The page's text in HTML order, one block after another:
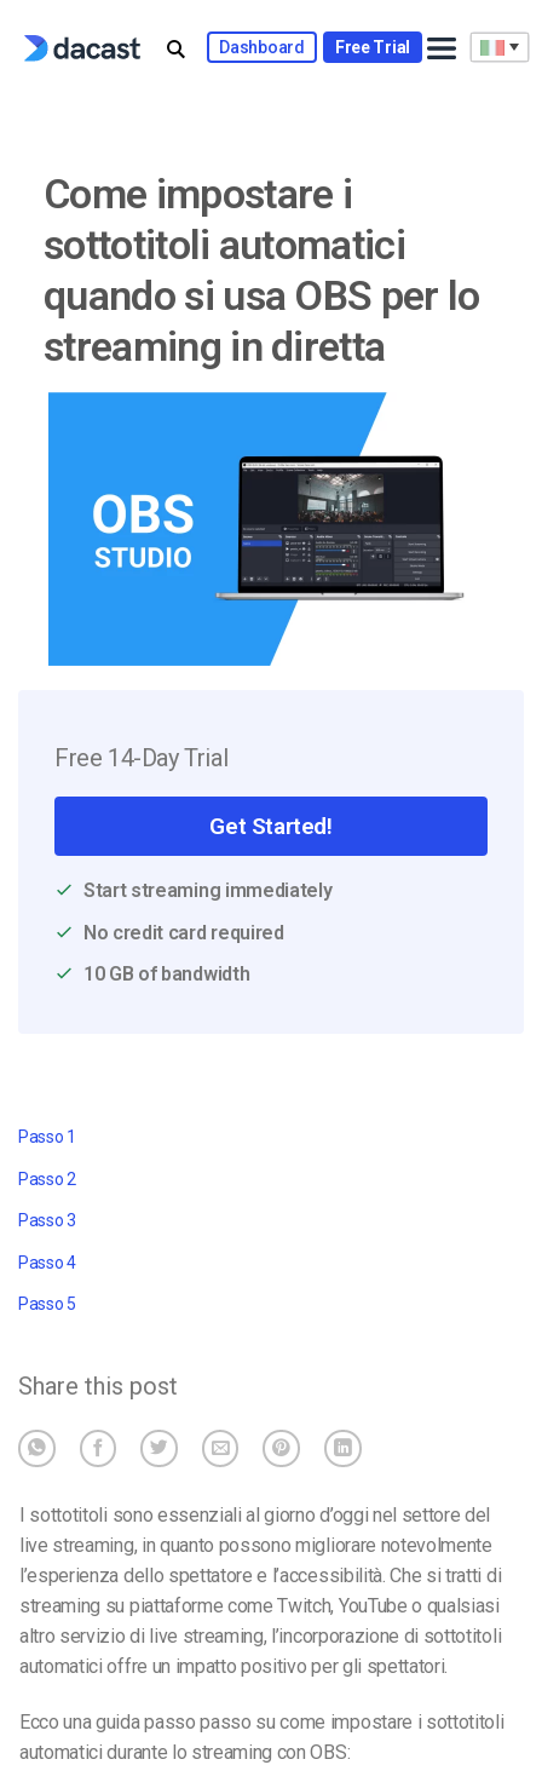
Dashboard Free Trial
Come impostare i
sottotitoli automatici
quando si usa OBS per lo
streaming in diretta
Free 14-Day Trial
Get Started!
Start streaming immediately
No credit card required
10 GB of bandwidth
Passo 1
Passo 2
Passo 3
Passo 4
Passo 5
Share this post
I sottotitoli sono essenziali al giorno d’oggi nel settore del
live streaming, in quanto possono migliorare notevolmente
l’esperienza dello spettatore e l’accessibilità. Che si tratti di
streaming su piattaforme come Twitch, YouTube o qualsiasi
altro servizio di live streaming, l’incorporazione di sottotitoli
automatici offre un impatto positivo per gli spettatori.
Ecco una guida passo passo su come impostare i sottotitoli
automatici durante lo streaming con OBS: